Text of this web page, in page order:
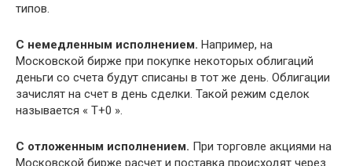
типов.
С немедленным исполнением. Например, на
Московской бирже при покупке некоторых облигаций
деньги со счета будут списаны в тот же день. Облигации
зачислят на счет в день сделки. Такой режим сделок
называется « Т+0 ».
С отложенным исполнением. При торговле акциями на
Московской бирже расчет и поставка происходят через